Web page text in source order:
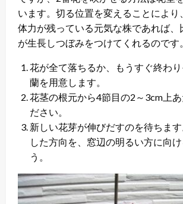
います。切る位置を変えることにより
体力が残っている元気な株であれば、
が生長しつぼみをつけてくれるのです。
花が全て落ちるか、もうすぐ終わ
蘭を用意します。
花茎の根元から4節目の2～3cm上あ
ださい。
新しい花芽が伸びだすのを待ちま
した方向を、窓辺の明るい方に向
う。